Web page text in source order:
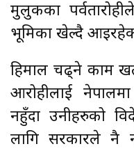
मुलुकका
भूमिका खेल्दै
हिमाल चढ्ने काम
आरोहीलाई
नहुँदा उनीहरुको
लागि सरकारले नै